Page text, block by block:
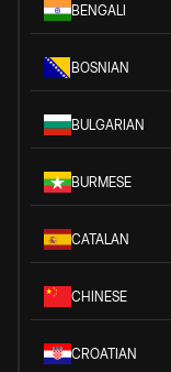
BENGALI
BOSNIAN
BULGARIAN
BURMESE
CATALAN
CHINESE
CROATIAN